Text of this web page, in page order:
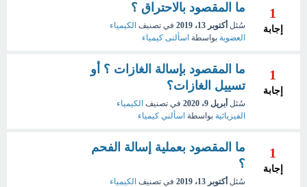
1
إجابة
ما المقصود بالاحتراق ؟
سُئل أكتوبر 13، 2019 في تصنيف الكيمياء
العضوية بواسطة اسألنى كيمياء
1
إجابة
ما المقصود بإسالة الغازات ؟ أو
تسييل الغازات؟
سُئل أبريل 9، 2020 في تصنيف الكيمياء
الفيزيائية بواسطة اسألني كيمياء
1
إجابة
ما المقصود بعملية إسالة الفحم
؟
سُئل أكتوبر 13، 2019 في تصنيف الكيمياء